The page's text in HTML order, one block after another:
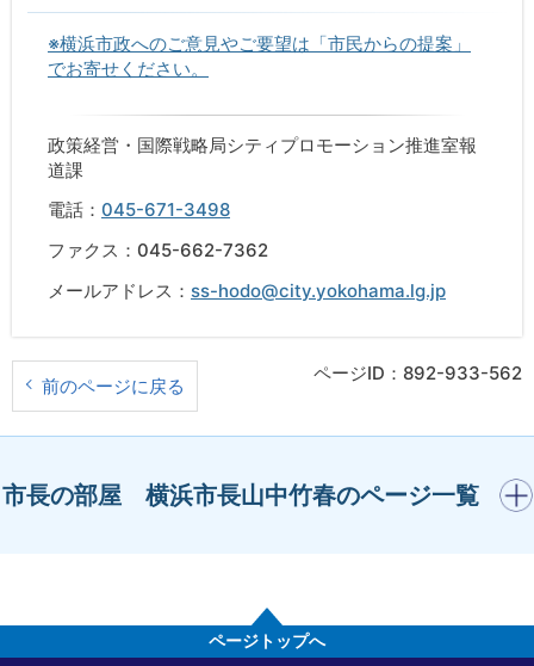
※横浜市政へのご意見やご要望は「市民からの提案」
でお寄せください。
政策経営・国際戦略局シティプロモーション推進室報
道課
電話： 045-671-3498
ファクス：045-662-7362
メールアドレス： ss-hodo@city.yokohama.lg.jp
前のページに戻る
ページID：892-933-562
市長の部屋 横浜市長山中竹春のページ一覧
開く
ページトップへ